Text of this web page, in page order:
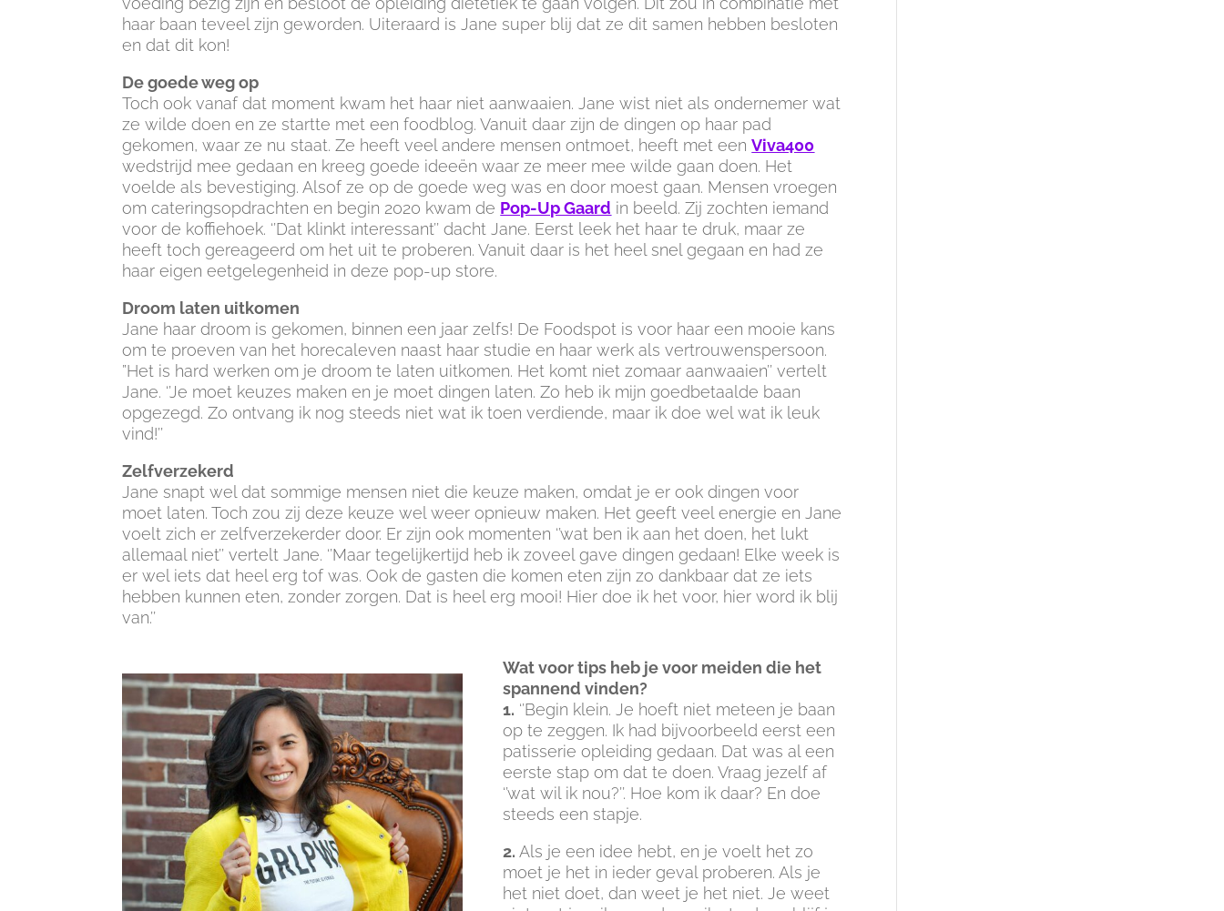
haar baan teveel zijn geworden. Uiteraard is Jane super blij dat ze dit samen hebben besloten
en dat dit kon!
De goede weg op
Toch ook vanaf dat moment kwam het haar niet aanwaaien. Jane wist niet als ondernemer wat
ze wilde doen en ze startte met een foodblog. Vanuit daar zijn de dingen op haar pad
gekomen, waar ze nu staat. Ze heeft veel andere mensen ontmoet, heeft met eenViva400
wedstrijd mee gedaan en kreeg goede ideeën waar ze meer mee wilde gaan doen. Het
voelde als bevestiging. Alsof ze op de goede weg was en door moest gaan. Mensen vroegen
om cateringsopdrachten en begin 2020 kwam de Pop-Up Gaard in beeld. Zij zochten iemand
voor de koffiehoek. ‘’Dat klinkt interessant’’ dacht Jane. Eerst leek het haar te druk, maar ze
heeft toch gereageerd om het uit te proberen. Vanuit daar is het heel snel gegaan en had ze
haar eigen eetgelegenheid in deze pop-up store.
Droom laten uitkomen
Jane haar droom is gekomen, binnen een jaar zelfs! De Foodspot is voor haar een mooie kans
om te proeven van het horecaleven naast haar studie en haar werk als vertrouwenspersoon.
”Het is hard werken om je droom te laten uitkomen. Het komt niet zomaar aanwaaien’’ vertelt
Jane. ‘’Je moet keuzes maken en je moet dingen laten. Zo heb ik mijn goedbetaalde baan
opgezegd. Zo ontvang ik nog steeds niet wat ik toen verdiende, maar ik doe wel wat ik leuk
vind!’’
Zelfverzekerd
Jane snapt wel dat sommige mensen niet die keuze maken, omdat je er ook dingen voor
moet laten. Toch zou zij deze keuze wel weer opnieuw maken. Het geeft veel energie en Jane
voelt zich er zelfverzekerder door. Er zijn ook momenten ‘’wat ben ik aan het doen, het lukt
allemaal niet’’ vertelt Jane. ‘’Maar tegelijkertijd heb ik zoveel gave dingen gedaan! Elke week is
er wel iets dat heel erg tof was. Ook de gasten die komen eten zijn zo dankbaar dat ze iets
hebben kunnen eten, zonder zorgen. Dat is heel erg mooi! Hier doe ik het voor, hier word ik blij
van.’’
Wat voor tips heb je voor meiden die het
spannend vinden?
1. ‘’Begin klein. Je hoeft niet meteen je baan
op te zeggen. Ik had bijvoorbeeld eerst een
patisserie opleiding gedaan. Dat was al een
eerste stap om dat te doen. Vraag jezelf af
‘’wat wil ik nou?’’. Hoe kom ik daar? En doe
steeds een stapje.
2. Als je een idee hebt, en je voelt het zo
moet je het in ieder geval proberen. Als je
het niet doet, dan weet je het niet. Je weet